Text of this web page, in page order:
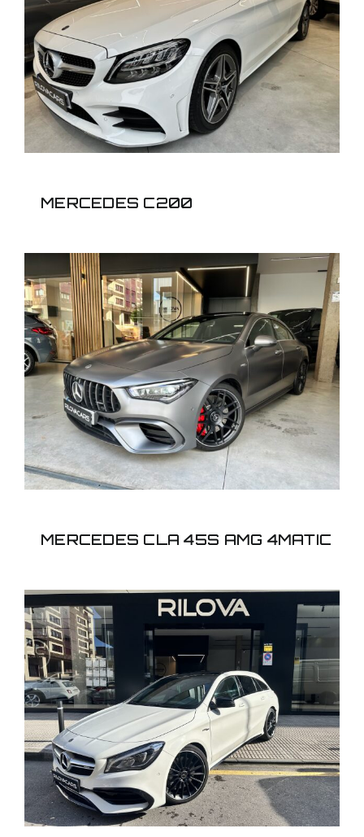
MERCEDES C200
MERCEDES C200
MERCEDES CLA 45S
AMG 4MATIC
MERCEDES CLA 45S AMG 4MATIC
MERCEDES CLA
SHOOTING BREAK 45
AMG 4MATIC